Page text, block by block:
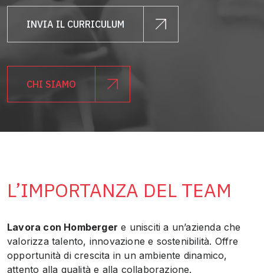
INVIA IL CURRICULUM
CHI SIAMO
L’IMPORTANZA DEL TEAM
Lavora con Homberger e unisciti a un’azienda che
valorizza talento, innovazione e sostenibilità. Offre
opportunità di crescita in un ambiente dinamico,
attento alla qualità e alla collaborazione.